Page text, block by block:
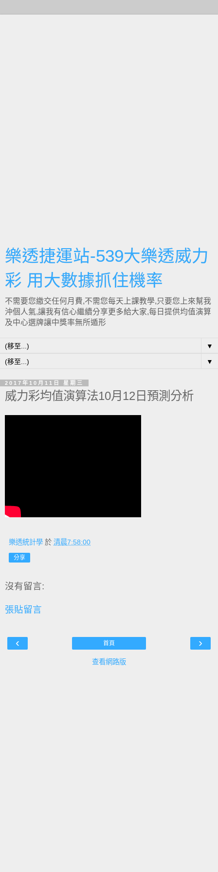
樂透捷運站-539大樂透威力
彩 用大數據抓住機率
不需要您繳交任何月費,不需您每天上課教學,只要您上來幫我
沖個人氣,讓我有信心繼續分享更多給大家,每日提供均值演算
及中心選牌讓中獎率無所遁形
▼
▼
2017年10月11日 星期三
威力彩均值演算法10月12日預測分析
樂透統計學 於 清晨7:58:00
分享
沒有留言:
張貼留言
‹ ›
首頁
查看網路版